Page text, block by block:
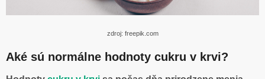
zdroj: freepik.com
Aké sú normálne hodnoty cukru v krvi?